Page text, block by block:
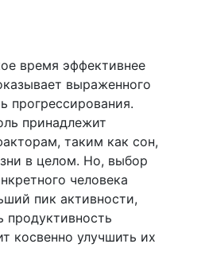
время эффективнее
выраженного
прогрессирования.
принадлежит
таким как сон,
в целом. Но, выбор
человека
пик активности,
продуктивность
косвенно улучшить их